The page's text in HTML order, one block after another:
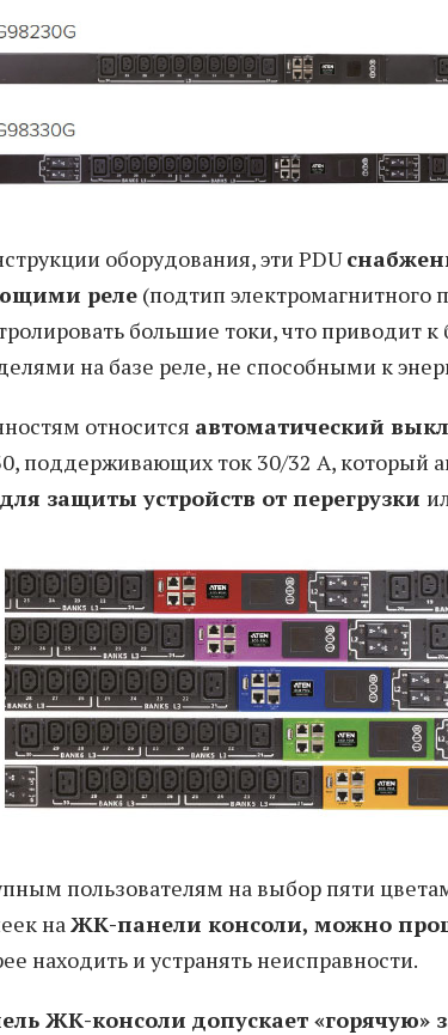
оборудования, эти PDU
реле (подтип электромагнитного
большие токи, что приводит
на базе реле, не способными к
относится автоматический
поддерживающих ток 30/32 А, который
для защиты устройств от перегрузки
пользователям на выбор пяти
на ЖК-панели консоли, можно
находить и устранять неисправности.
ЖК-консоли допускает «горячую»